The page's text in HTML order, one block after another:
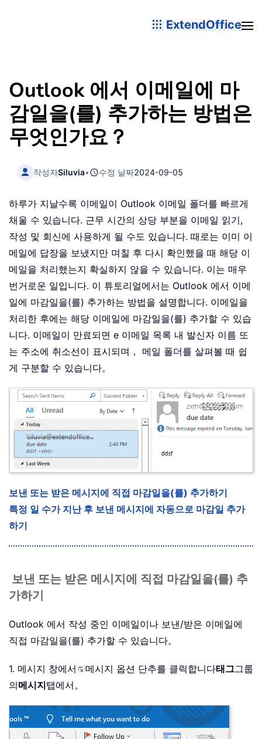
ExtendOffice
Outlook 에서 이메일에 마
감일을(를) 추가하는 방법은
무엇인가요？
작성자Siluvia• 수정 날짜2024-09-05
하루가 지날수록 이메일이 Outlook 이메일 폴더를 빠르게
채울 수 있습니다. 근무 시간의 상당 부분을 이메일 읽기,
작성 및 회신에 사용하게 될 수도 있습니다. 때로는 이미 이
메일에 답장을 보냈지만 며칠 후 다시 확인했을 때 해당 이
메일을 처리했는지 확실하지 않을 수 있습니다. 이는 매우
번거로운 일입니다. 이 튜토리얼에서는 Outlook 에서 이메
일에 마감일을(를) 추가하는 방법을 설명합니다. 이메일을
처리한 후에는 해당 이메일에 마감일을(를) 추가할 수 있습
니다. 이메일이 만료되면 e 이메일 목록 내 발신자 이름 또
는 주소에 취소선이 표시되며， 메일 폴더를 살펴볼 때 쉽
게 구분할 수 있습니다。
보낸 또는 받은 메시지에 직접 마감일을(를) 추가하기
특정 일 수가 지난 후 보낸 메시지에 자동으로 마감일 추가
하기
보낸 또는 받은 메시지에 직접 마감일을(를) 추
가하기
Outlook 에서 작성 중인 이메일이나 보낸/받은 이메일에
직접 마감일을(를) 추가할 수 있습니다。
1. 메시지 창에서 메시지 옵션 단추를 클릭합니다태그그룹
의메시지탭에서。